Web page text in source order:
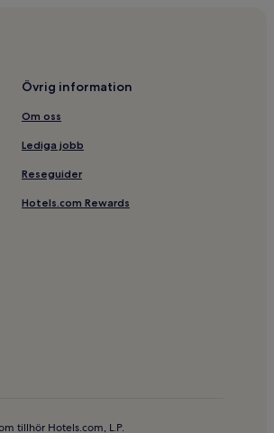
Övrig information
Om oss
Lediga jobb
Reseguider
Hotels.com Rewards
tillhör Hotels.com, L.P.